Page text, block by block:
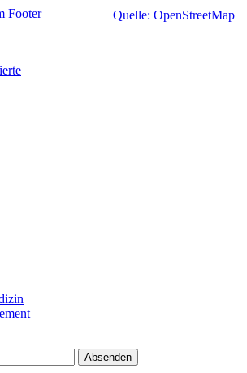
Footer
Absenden
Quelle: OpenStreetMap